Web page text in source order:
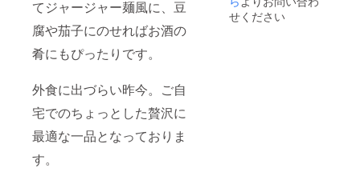
てジャージャー麺風に、豆
腐や茄子にのせればお酒の
肴にもぴったりです。
外食に出づらい昨今。ご自
宅でのちょっとした贅沢に
最適な一品となっておりま
す。
せください